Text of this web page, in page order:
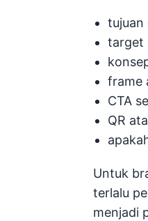
tujuan
target
frame
CTA
QR
Untuk
terlalu
menjadi